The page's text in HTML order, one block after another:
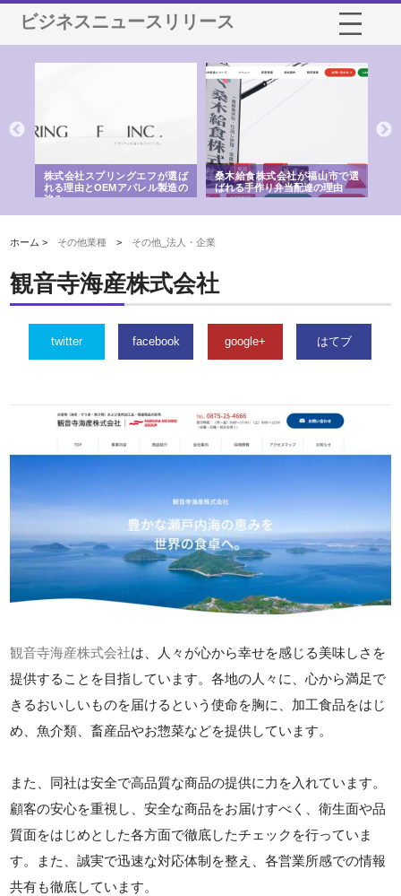
ビジネスニュースリリース
株式会社スプリングエフが選ば
れる理由とOEMアパレル製造の
強み
桑木給食株式会社が福山市で選
ばれる手作り弁当配達の理由
ホーム > その他業種 > その他_法人・企業
観音寺海産株式会社
twitter facebook google+ はてブ
観音寺海産株式会社は、人々が心から幸せを感じる美味しさを
提供することを目指しています。各地の人々に、心から満足で
きるおいしいものを届けるという使命を胸に、加工食品をはじ
め、魚介類、畜産品やお惣菜などを提供しています。
また、同社は安全で高品質な商品の提供に力を入れています。
顧客の安心を重視し、安全な商品をお届けすべく、衛生面や品
質面をはじめとした各方面で徹底したチェックを行っていま
す。また、誠実で迅速な対応体制を整え、各営業所感での情報
共有も徹底しています。